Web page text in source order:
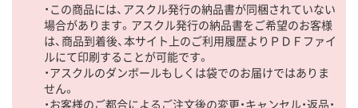
・この商品には、アスクル発行の納品書が同梱されていない
場合があります。アスクル発行の納品書をご希望のお客様
は、商品到着後、本サイト上のご利用履歴よりＰＤＦファイ
ルにて印刷することが可能です。
・アスクルのダンボールもしくは袋でのお届けではありま
せん。
・お客様のご都合によるご注文後の変更・キャンセル・返品・